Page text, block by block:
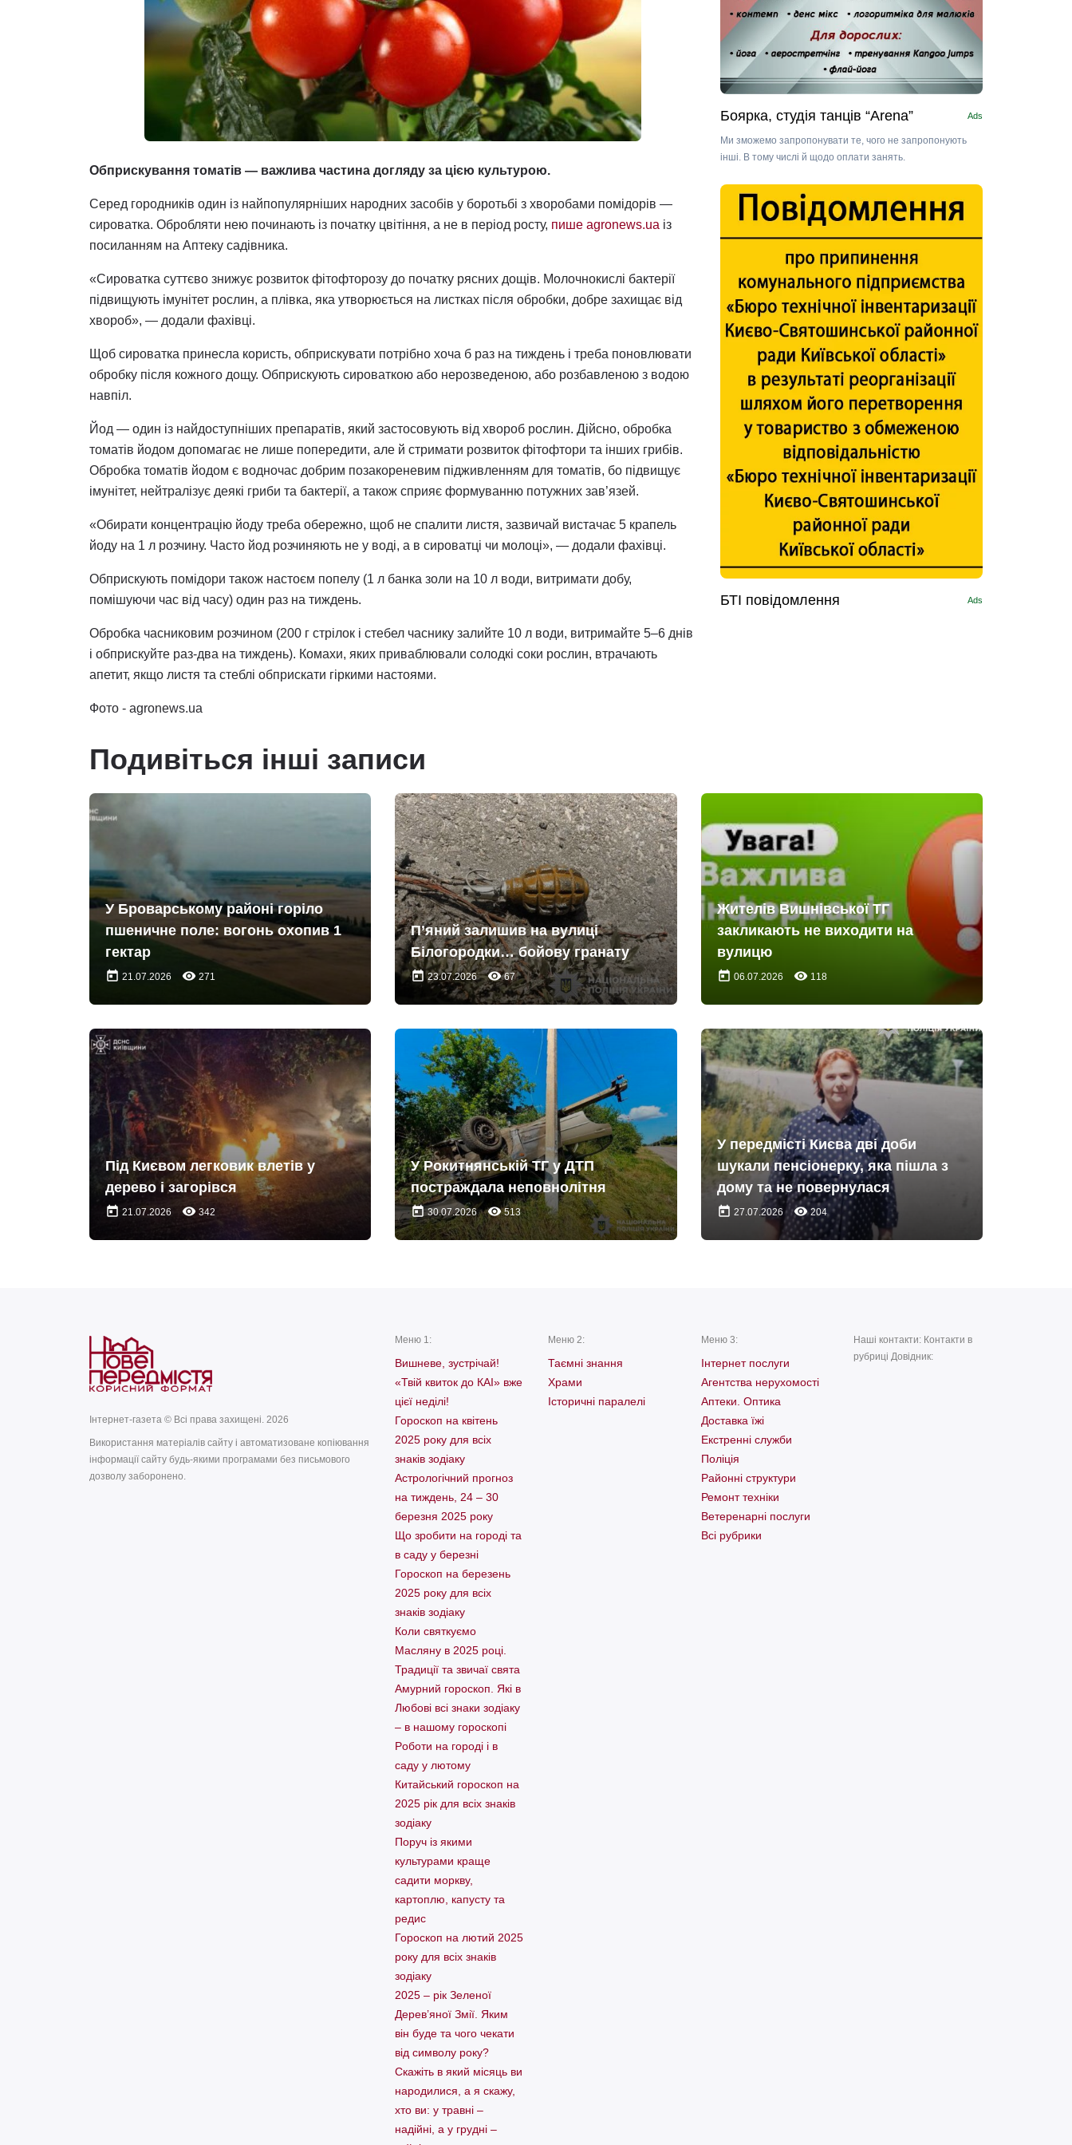
Обприскування томатів — важлива частина догляду за цією культурою.
Серед городників один із найпопулярніших народних засобів у боротьбі з хворобами помідорів —
сироватка. Обробляти нею починають із початку цвітіння, а не в період росту, пише agronews.ua із
посиланням на Аптеку садівника.
«Сироватка суттєво знижує розвиток фітофторозу до початку рясних дощів. Молочнокислі бактерії
підвищують імунітет рослин, а плівка, яка утворюється на листках після обробки, добре захищає від
хвороб», — додали фахівці.
Щоб сироватка принесла користь, обприскувати потрібно хоча б раз на тиждень і треба поновлювати
обробку після кожного дощу. Обприскують сироваткою або нерозведеною, або розбавленою з водою
навпіл.
Йод — один із найдоступніших препаратів, який застосовують від хвороб рослин. Дійсно, обробка
томатів йодом допомагає не лише попередити, але й стримати розвиток фітофтори та інших грибів.
Обробка томатів йодом є водночас добрим позакореневим підживленням для томатів, бо підвищує
імунітет, нейтралізує деякі гриби та бактерії, а також сприяє формуванню потужних зав’язей.
«Обирати концентрацію йоду треба обережно, щоб не спалити листя, зазвичай вистачає 5 крапель
йоду на 1 л розчину. Часто йод розчиняють не у воді, а в сироватці чи молоці», — додали фахівці.
Обприскують помідори також настоєм попелу (1 л банка золи на 10 л води, витримати добу,
помішуючи час від часу) один раз на тиждень.
Обробка часниковим розчином (200 г стрілок і стебел часнику залийте 10 л води, витримайте 5–6 днів
і обприскуйте раз-два на тиждень). Комахи, яких приваблювали солодкі соки рослин, втрачають
апетит, якщо листя та стеблі обприскати гіркими настоями.
Фото - agronews.ua
Боярка, студія танців “Arena” Ads
Ми зможемо запропонувати те, чого не запропонують
інші. В тому числі й щодо оплати занять.
БТІ повідомлення Ads
Подивіться інші записи
У Броварському районі горіло
пшеничне поле: вогонь охопив 1
гектар
today 21.07.2026 remove_red_eye 271
П’яний залишив на вулиці
Білогородки… бойову гранату
today23.07.2026 remove_red_eye67
Жителів Вишнівської ТГ
закликають не виходити на
вулицю
today 06.07.2026 remove_red_eye 118
Під Києвом легковик влетів у
дерево і загорівся
today 21.07.2026 remove_red_eye 342
У Рокитнянській ТГ у ДТП
постраждала неповнолітня
today30.07.2026 remove_red_eye513
У передмісті Києва дві доби
шукали пенсіонерку, яка пішла з
дому та не повернулася
today 27.07.2026 remove_red_eye204
Інтернет-газета © Всі права захищені. 2026
Використання матеріалів сайту і автоматизоване копіювання
інформації сайту будь-якими програмами без письмового
дозволу заборонено.
Меню 1:
Вишневе, зустрічай!
«Твій квиток до КАІ» вже
цієї неділі!
Гороскоп на квітень
2025 року для всіх
знаків зодіаку
Астрологічний прогноз
на тиждень, 24 – 30
березня 2025 року
Що зробити на городі та
в саду у березні
Гороскоп на березень
2025 року для всіх
знаків зодіаку
Коли святкуємо
Масляну в 2025 році.
Традиції та звичаї свята
Амурний гороскоп. Які в
Любові всі знаки зодіаку
– в нашому гороскопі
Pоботи на городі і в
саду у лютому
Китайський гороскоп на
2025 рік для всіх знаків
зодіаку
Поруч із якими
культурами краще
садити моркву,
картоплю, капусту та
редис
Гороскоп на лютий 2025
року для всіх знаків
зодіаку
2025 – рік Зеленої
Дерев’яної Змії. Яким
він буде та чого чекати
від символу року?
Скажіть в який місяць ви
народилися, а я скажу,
хто ви: у травні –
надійні, а у грудні –
Меню 2:
Таємні знання
Храми
Історичні паралелі
Меню 3:
Інтернет послуги
Агентства нерухомості
Аптеки. Оптика
Доставка їжі
Екстренні служби
Поліція
Районні структури
Ремонт техніки
Ветеренарні послуги
Всі рубрики
Наші контакти: Контакти в
рубриці Довідник: